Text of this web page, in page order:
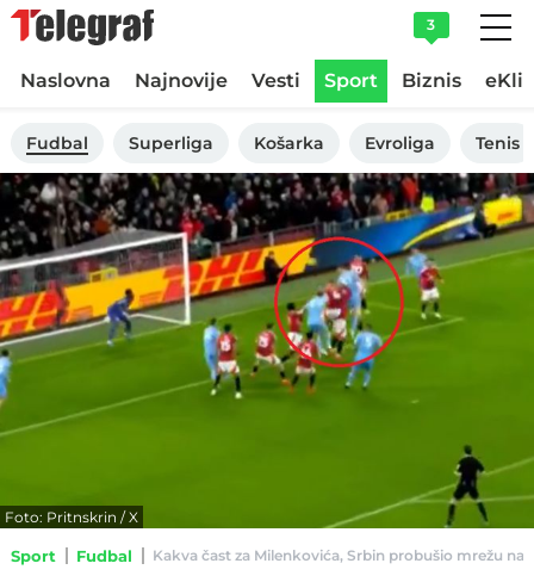
3
Naslovna Najnovije Vesti Sport Biznis
Fudbal Superliga Košarka Evroliga Tenis
Foto: Pritnskrin / X
Sport Fudbal Kakva čast za Milenkovića, Srbin probušio mrežu